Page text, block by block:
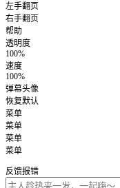
左手翻页
右手翻页
帮助
透明度
100%
速度
100%
弹幕头像
恢复默认
菜单
菜单
菜单
菜单
反馈报错